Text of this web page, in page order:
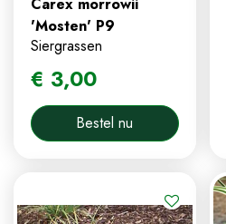
'Mosten' P9
Siergrassen
€ 3,00
Bestel nu